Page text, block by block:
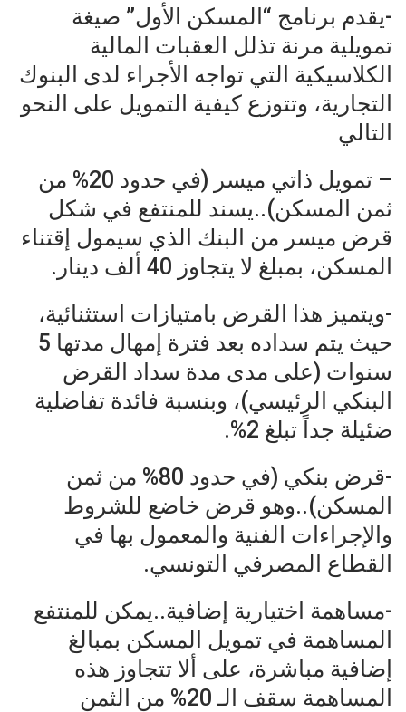
-يقدم برنامج “المسكن الأول” صيغة
تمويلية مرنة تذلل العقبات المالية
الكلاسيكية التي تواجه الأجراء لدى البنوك
التجارية، وتتوزع كيفية التمويل على النحو
التالي
– تمويل ذاتي ميسر (في حدود 20% من
ثمن المسكن)..يسند للمنتفع في شكل
قرض ميسر من البنك الذي سيمول إقتناء
المسكن، بمبلغ لا يتجاوز 40 ألف دينار.
-ويتميز هذا القرض بامتيازات استثنائية،
حيث يتم سداده بعد فترة إمهال مدتها 5
سنوات (على مدى مدة سداد القرض
البنكي الرئيسي)، وبنسبة فائدة تفاضلية
ضئيلة جداً تبلغ 2%.
-قرض بنكي (في حدود 80% من ثمن
المسكن)..وهو قرض خاضع للشروط
والإجراءات الفنية والمعمول بها في
القطاع المصرفي التونسي.
-مساهمة اختيارية إضافية..يمكن للمنتفع
المساهمة في تمويل المسكن بمبالغ
إضافية مباشرة، على ألا تتجاوز هذه
المساهمة سقف الـ 20% من الثمن